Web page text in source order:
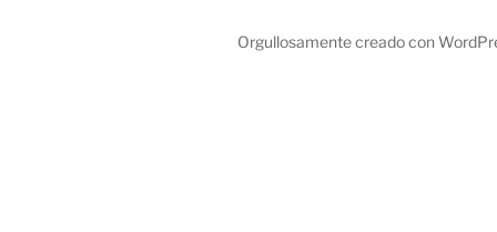
Orgullosamente creado con